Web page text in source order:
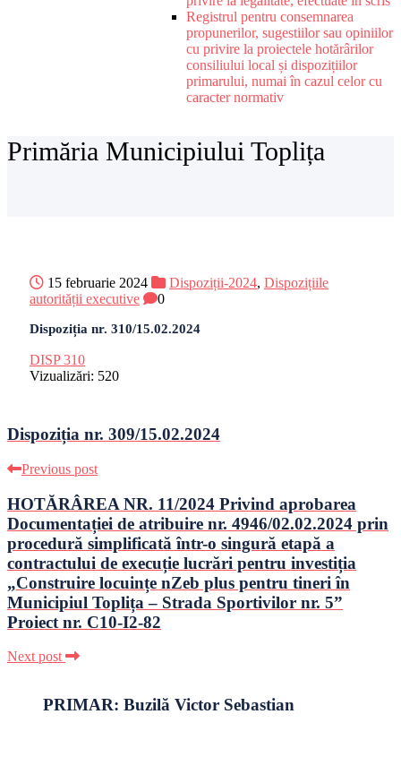
Registrul pentru consemnarea
propunerilor, sugestiilor sau opiniilor
cu privire la proiectele hotărârilor
consiliului local și dispozițiilor
primarului, numai în cazul celor cu
caracter normativ
Primăria Municipiului Toplița
15 februarie 2024 Dispoziții-2024, Dispozițiile
autorității executive
0
Dispoziția nr. 310/15.02.2024
DISP 310
Vizualizări: 520
Dispoziția nr. 309/15.02.2024
Previous post
HOTĂRÂREA NR. 11/2024 Privind aprobarea
Documentației de atribuire nr. 4946/02.02.2024 prin
procedură simplificată într-o singură etapă a
contractului de execuție lucrări pentru investiția
„Construire locuințe nZeb plus pentru tineri în
Municipiul Toplița – Strada Sportivilor nr. 5”
Proiect nr. C10-I2-82
Next post
PRIMAR: Buzilă Victor Sebastian